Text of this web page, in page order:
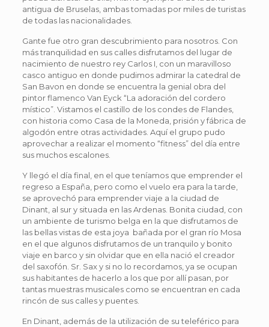
antigua de Bruselas, ambas tomadas por miles de turistas
de todas las nacionalidades.
Gante fue otro gran descubrimiento para nosotros. Con
más tranquilidad en sus calles disfrutamos del lugar de
nacimiento de nuestro rey Carlos I, con un maravilloso
casco antiguo en donde pudimos admirar la catedral de
San Bavon en donde se encuentra la genial obra del
pintor flamenco Van Eyck “La adoración del cordero
místico”. Vistamos el castillo de los condes de Flandes,
con historia como Casa de la Moneda, prisión y fábrica de
algodón entre otras actividades. Aquí el grupo pudo
aprovechar a realizar el momento “fitness” del día entre
sus muchos escalones.
Y llegó el día final, en el que teníamos que emprender el
regreso a España, pero como el vuelo era para la tarde,
se aprovechó para emprender viaje a la ciudad de
Dinant, al sur y situada en las Ardenas. Bonita ciudad, con
un ambiente de turismo belga en la que disfrutamos de
las bellas vistas de esta joya bañada por el gran río Mosa
en el que algunos disfrutamos de un tranquilo y bonito
viaje en barco y sin olvidar que en ella nació el creador
del saxofón. Sr. Sax y si no lo recordamos, ya se ocupan
sus habitantes de hacerlo a los que por allí pasan, por
tantas muestras musicales como se encuentran en cada
rincón de sus calles y puentes.
En Dinant, además de la utilización de su teleférico para